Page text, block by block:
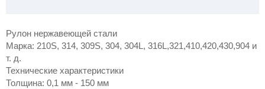
Рулон нержавеющей стали
Марка: 210S, 314, 309S, 304, 304L, 316L,321,410,420,430,904 и
т. д.
Технические характеристики
Толщина: 0,1 мм - 150 мм